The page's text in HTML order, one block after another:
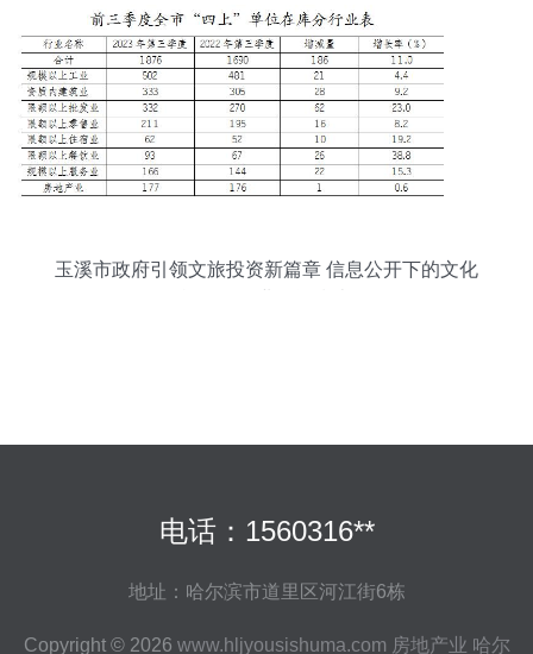
玉溪市政府引领文旅投资新篇章 信息公开下的文化
电话：1560316**
地址：哈尔滨市道里区河江街6栋
Copyright © 2026 www.hljyousishuma.com 房地产业 哈尔